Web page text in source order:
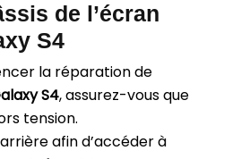
de l’écran
S4
la réparation de
S4, assurez-vous que
tension.
afin d’accéder à